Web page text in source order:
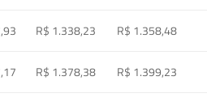
R$ 1.338,23 R$ 1.358,48
R$ 1.378,38 R$ 1.399,23